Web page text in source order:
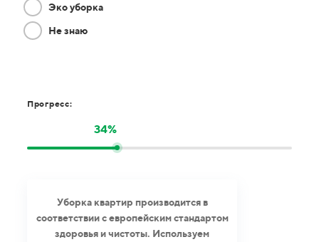
Эко уборка
Не знаю
Прогресс:
34%
Уборка квартир производится в
соответствии с европейским стандартом
здоровья и чистоты. Используем